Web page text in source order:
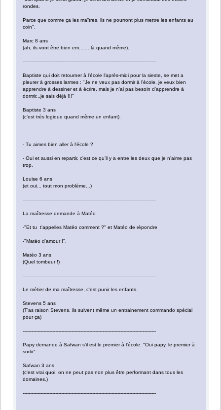
rondes.
Parce que comme ça les maîtres, ils ne pourront plus mettre les enfants au
coin".
Marc 8 ans
(ah, ils vont être bien em....... là quand même).
------------------------------------------------------------------------------------------
Baptiste qui doit retourner à l'école l'après-midi pour la sieste, se met a
pleurer à grosses larmes : "Je ne veux pas dormir à l'école, je veux bien
apprendre à dessiner et à écrire, mais je n'ai pas besoin d'apprendre à
dormir...je sais déjà !!!"
Baptiste 3 ans
(c'est très logique quand même un enfant).
------------------------------------------------------------------------------------------
- Tu aimes bien aller à l'école ?
- Oui et aussi en repartir, c'est ce qu'il y a entre les deux que je n'aime pas
trop.
Louise 6 ans
(et oui... tout mon problème...)
------------------------------------------------------------------------------------------
La maîtresse demande à Matéo
-"Et tu t'appelles Matéo comment ?" et Matéo de répondre
-"Matéo d'amour !".
Matéo 3 ans
(Quel tombeur !)
------------------------------------------------------------------------------------------
Le métier de ma maîtresse, c'est punir les enfants.
Stevens 5 ans
(T'as raison Stevens, ils suivent même un entrainement commando spécial
pour ça)
------------------------------------------------------------------------------------------
Papy demande à Safwan s'il est le premier à l'école. "Oui papy, le premier à
sortir"
Safwan 3 ans
(c'est vrai quoi, on ne peut pas non plus être performant dans tous les
domaines.)
------------------------------------------------------------------------------------------